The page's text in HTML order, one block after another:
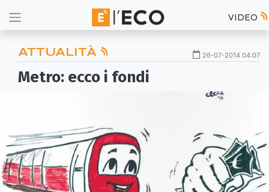
VIDEO
ATTUALITÀ 26-07-2014 04:07
Metro: ecco i fondi